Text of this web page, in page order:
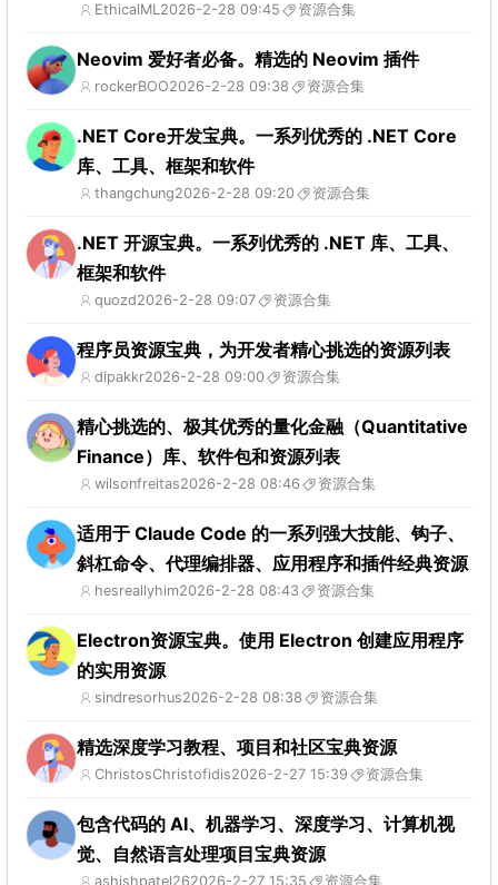
EthicalML2026-2-28 09:45 资源合集
Neovim 爱好者必备。精选的 Neovim 插件
rockerBOO2026-2-28 09:38 资源合集
.NET Core开发宝典。一系列优秀的 .NET Core
库、工具、框架和软件
thangchung2026-2-28 09:20 资源合集
.NET 开源宝典。一系列优秀的 .NET 库、工具、
框架和软件
quozd2026-2-28 09:07 资源合集
程序员资源宝典，为开发者精心挑选的资源列表
dipakkr2026-2-28 09:00 资源合集
精心挑选的、极其优秀的量化金融（Quantitative
Finance）库、软件包和资源列表
wilsonfreitas2026-2-28 08:46 资源合集
适用于 Claude Code 的一系列强大技能、钩子、
斜杠命令、代理编排器、应用程序和插件经典资源
hesreallyhim2026-2-28 08:43 资源合集
Electron资源宝典。使用 Electron 创建应用程序
的实用资源
sindresorhus2026-2-28 08:38 资源合集
精选深度学习教程、项目和社区宝典资源
ChristosChristofidis2026-2-27 15:39 资源合集
包含代码的 AI、机器学习、深度学习、计算机视
觉、自然语言处理项目宝典资源
ashishpatel262026-2-27 15:35 资源合集